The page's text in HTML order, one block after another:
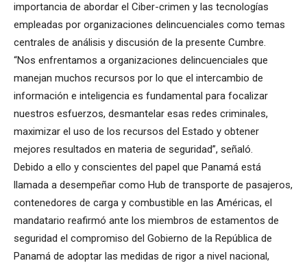
importancia de abordar el Ciber-crimen y las tecnologías
empleadas por organizaciones delincuenciales como temas
centrales de análisis y discusión de la presente Cumbre.
“Nos enfrentamos a organizaciones delincuenciales que
manejan muchos recursos por lo que el intercambio de
información e inteligencia es fundamental para focalizar
nuestros esfuerzos, desmantelar esas redes criminales,
maximizar el uso de los recursos del Estado y obtener
mejores resultados en materia de seguridad”, señaló.
Debido a ello y conscientes del papel que Panamá está
llamada a desempeñar como Hub de transporte de pasajeros,
contenedores de carga y combustible en las Américas, el
mandatario reafirmó ante los miembros de estamentos de
seguridad el compromiso del Gobierno de la República de
Panamá de adoptar las medidas de rigor a nivel nacional,